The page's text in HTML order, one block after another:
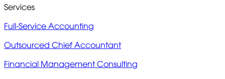
Services
Full-Service Accounting
Outsourced Chief Accountant
Financial Management Consulting